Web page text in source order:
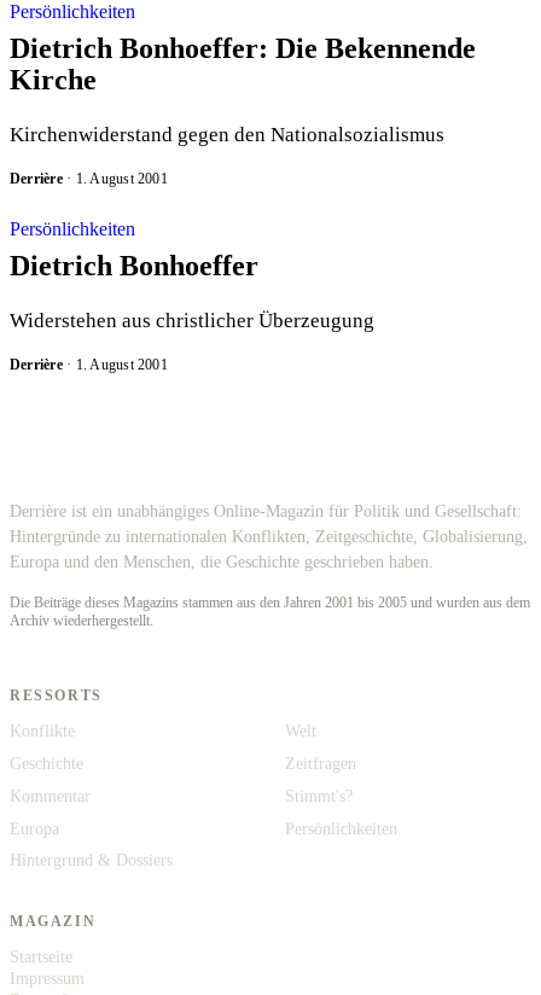
Persönlichkeiten
Dietrich Bonhoeffer: Die Bekennende
Kirche
Kirchenwiderstand gegen den Nationalsozialismus
Derrière · 1. August 2001
Persönlichkeiten
Dietrich Bonhoeffer
Widerstehen aus christlicher Überzeugung
Derrière · 1. August 2001
Derrière ist ein unabhängiges Online-Magazin für Politik und Gesellschaft:
Hintergründe zu internationalen Konflikten, Zeitgeschichte, Globalisierung,
Europa und den Menschen, die Geschichte geschrieben haben.
Die Beiträge dieses Magazins stammen aus den Jahren 2001 bis 2005 und wurden aus dem
Archiv wiederhergestellt.
RESSORTS
Konflikte
Geschichte
Kommentar
Europa
Hintergrund & Dossiers
Welt
Zeitfragen
Stimmt's?
Persönlichkeiten
MAGAZIN
Startseite
Impressum